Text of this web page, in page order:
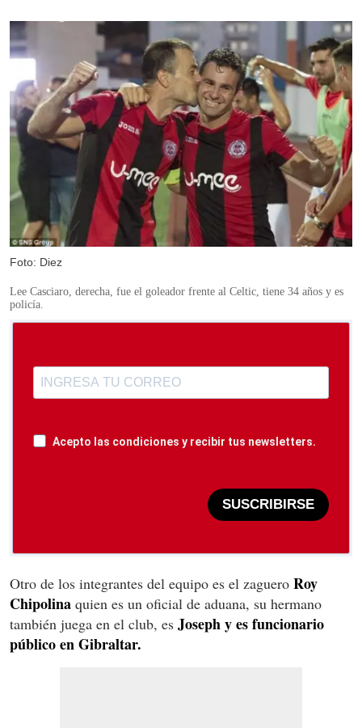
Foto: Diez
Lee Casciaro, derecha, fue el goleador frente al Celtic, tiene 34 años y es
policía.
Acepto las condiciones y recibir tus newsletters.
SUSCRIBIRSE
Otro de los integrantes del equipo es el zaguero Roy
Chipolina quien es un oficial de aduana, su hermano
también juega en el club, es Joseph y es funcionario
público en Gibraltar.